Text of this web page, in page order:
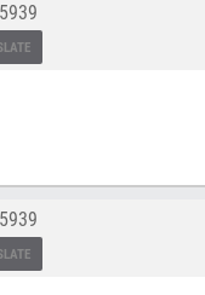
5939
5939